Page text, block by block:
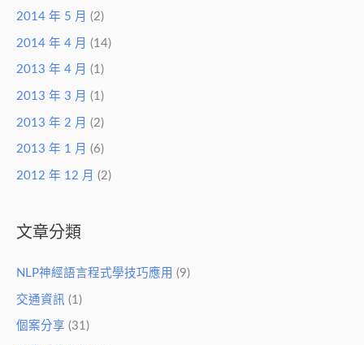
2014 年 5 月 (2)
2014 年 4 月 (14)
2013 年 4 月 (1)
2013 年 3 月 (1)
2013 年 2 月 (2)
2013 年 1 月 (6)
2012 年 12 月 (2)
文章分類
NLP神經語言程式學技巧應用 (9)
交通資訊 (1)
個案分享 (31)